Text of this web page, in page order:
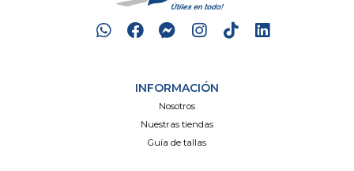
INFORMACIÓN
Nosotros
Nuestras tiendas
Guía de tallas